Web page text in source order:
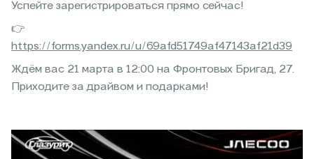
Успейте зарегистрироваться прямо сейчас!
👉
https://forms.yandex.ru/u/69afd51749af47143af21d39
Ждём вас 21 марта в 12:00 на Фронтовых Бригад, 27.
Приходите за драйвом и подарками!